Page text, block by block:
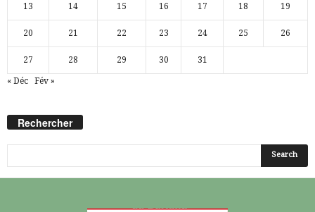
13 14 15 16 17 18 19
20 21 22 23 24 25 26
27 28 29 30 31
« Déc Fév »
Rechercher